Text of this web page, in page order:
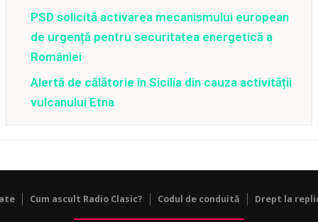
PSD solicită activarea mecanismului european
de urgență pentru securitatea energetică a
României
Alertă de călătorie în Sicilia din cauza activității
vulcanului Etna
Cum ascult Radio Clasic? Codul de conduită Drept la